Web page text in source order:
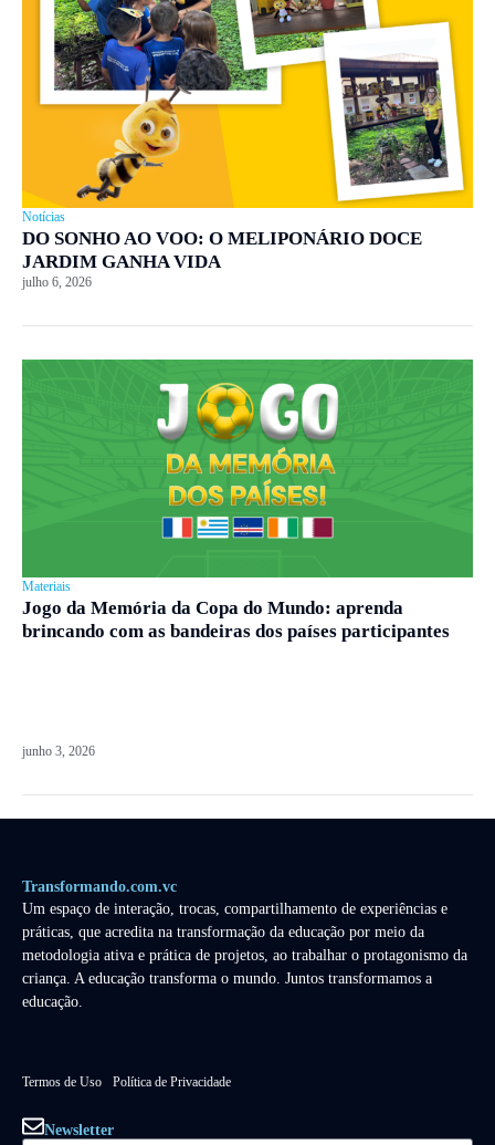
Notícias
DO SONHO AO VOO: O MELIPONÁRIO DOCE
JARDIM GANHA VIDA
julho 6, 2026
Materiais
Jogo da Memória da Copa do Mundo: aprenda
brincando com as bandeiras dos países participantes
junho 3, 2026
Transformando.com.vc
Um espaço de interação, trocas, compartilhamento de experiências e
práticas, que acredita na transformação da educação por meio da
metodologia ativa e prática de projetos, ao trabalhar o protagonismo da
criança. A educação transforma o mundo. Juntos transformamos a
educação.
Termos de Uso Política de Privacidade
Newsletter